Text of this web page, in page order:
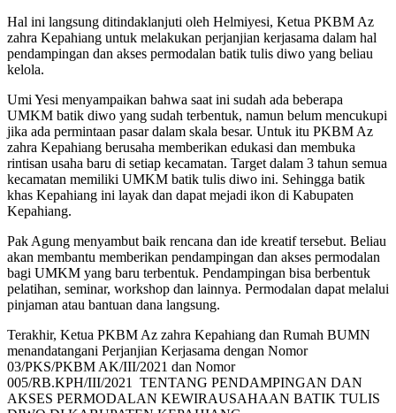
Hal ini langsung ditindaklanjuti oleh Helmiyesi, Ketua PKBM Az
zahra Kepahiang untuk melakukan perjanjian kerjasama dalam hal
pendampingan dan akses permodalan batik tulis diwo yang beliau
kelola.
Umi Yesi menyampaikan bahwa saat ini sudah ada beberapa
UMKM batik diwo yang sudah terbentuk, namun belum mencukupi
jika ada permintaan pasar dalam skala besar. Untuk itu PKBM Az
zahra Kepahiang berusaha memberikan edukasi dan membuka
rintisan usaha baru di setiap kecamatan. Target dalam 3 tahun semua
kecamatan memiliki UMKM batik tulis diwo ini. Sehingga batik
khas Kepahiang ini layak dan dapat mejadi ikon di Kabupaten
Kepahiang.
Pak Agung menyambut baik rencana dan ide kreatif tersebut. Beliau
akan membantu memberikan pendampingan dan akses permodalan
bagi UMKM yang baru terbentuk. Pendampingan bisa berbentuk
pelatihan, seminar, workshop dan lainnya. Permodalan dapat melalui
pinjaman atau bantuan dana langsung.
Terakhir, Ketua PKBM Az zahra Kepahiang dan Rumah BUMN
menandatangani Perjanjian Kerjasama dengan Nomor
03/PKS/PKBM AK/III/2021 dan Nomor
005/RB.KPH/III/2021 TENTANG PENDAMPINGAN DAN
AKSES PERMODALAN KEWIRAUSAHAAN BATIK TULIS